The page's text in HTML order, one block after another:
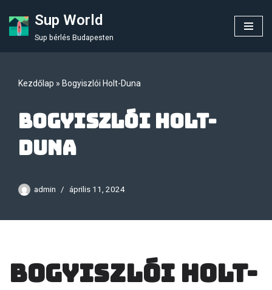
Skip
Sup World
Sup bérlés Budapesten
Kezdőlap » Bogyiszlói Holt-Duna
Bogyiszlói Holt-
Duna
admin április 11, 2024
Bogyiszlói Holt-